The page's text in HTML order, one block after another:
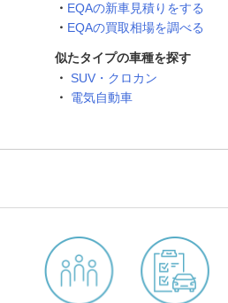
EQAの新車見積りをする
EQAの買取相場を調べる
似たタイプの車種を探す
SUV・クロカン
電気自動車